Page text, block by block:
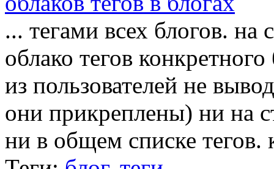
... тегами всех блогов. на
облако тегов
из пользователей не
они прикреплены) ни на
ни в общем списке тегов.